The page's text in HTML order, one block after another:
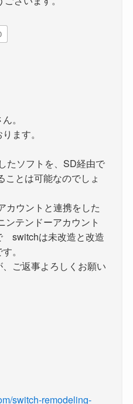
。
ます。
たソフトを、SD経由で
とは可能なのでしょ
カウントと連携をした
テンドーアカウント
switchは未改造と改造
。
ご返事よろしくお願い
switch-remodeling-